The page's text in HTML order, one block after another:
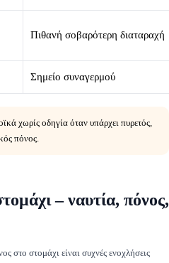
Πιθανή σοβαρότερη διαταραχή
Σημείο συναγερμού
χωρίς οδηγία όταν υπάρχει πυρετός,
πόνος.
– ναυτία, πόνος,
στο στομάχι είναι συχνές ενοχλήσεις